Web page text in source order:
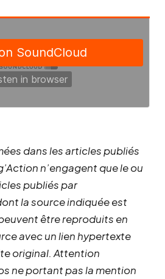
dans les articles publiés
n’engagent que le ou
publiés par
la source indiquée est
être reproduits en
avec un lien hypertexte
original. Attention
ne portant pas la mention